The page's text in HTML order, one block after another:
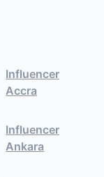
Influencer
Accra
Influencer
Ankara